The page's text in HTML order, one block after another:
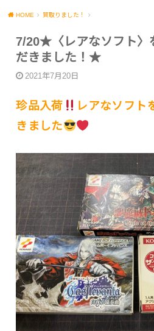
HOME 買取りました！
7/20★〈レアなソフト〉
だきました！★
2021年7月20日
珍品入荷
レアなソフト
きました